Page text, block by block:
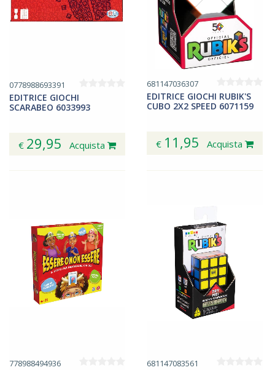
0778988693391
EDITRICE GIOCHI
SCARABEO 6033993
€ 29,95 Acquista
681147036307
EDITRICE GIOCHI RUBIK'S
CUBO 2X2 SPEED 6071159
€ 11,95 Acquista
778988494936 681147083561